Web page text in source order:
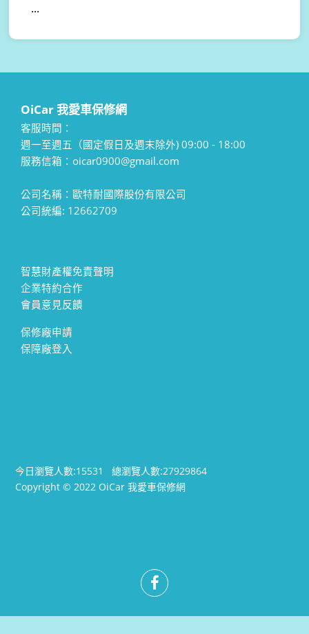
...
OiCar 我愛車保修網
客服時間：
週一至週五（國定假日及週末除外) 09:00 - 18:00
服務信箱：oicar0900@gmail.com
公司名稱：歐特耐國際股份有限公司
公司統編: 12662709
智慧財產權免責聲明
企業特約合作
會員意見反饋
保修廠申請
保障廠登入
今日瀏覽人數:15531總瀏覽人數:27929864
Copyright © 2022 OiCar 我愛車保修網